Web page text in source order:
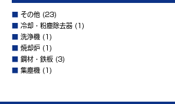
その他 (23)
冷却・粉塵除去器 (1)
洗浄機 (1)
焼却炉 (1)
鋼材・鉄板 (3)
集塵機 (1)